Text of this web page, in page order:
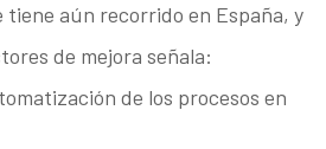
aún recorrido en España, y
de mejora señala:
de los procesos en